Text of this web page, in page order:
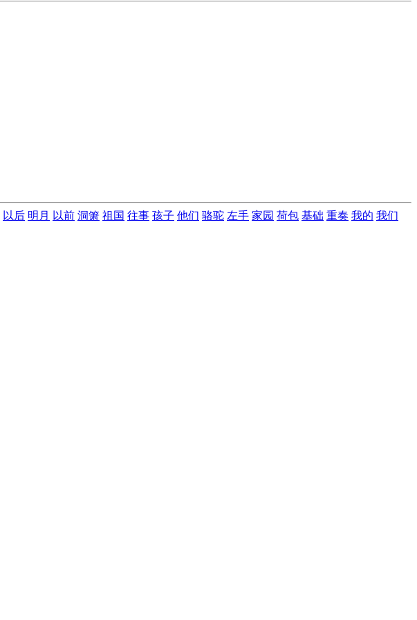
以后 明月 以前 洞箫 祖国 往事 孩子 他们 骆驼 左手 家园 荷包 基础 重奏 我的 我们